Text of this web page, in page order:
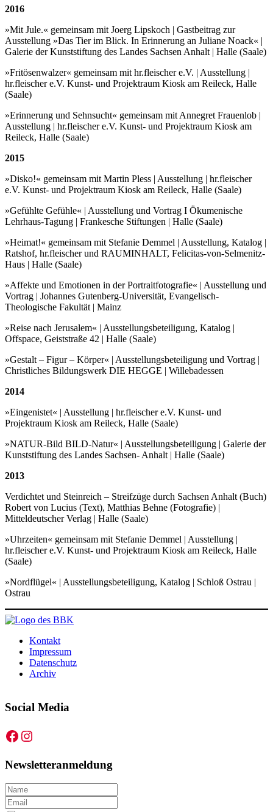
2016
»Mit Jule.« gemeinsam mit Joerg Lipskoch | Gastbeitrag zur
Ausstellung »Das Tier im Blick. In Erinnerung an Juliane Noack« |
Galerie der Kunststiftung des Landes Sachsen Anhalt | Halle (Saale)
»Fritösenwalzer« gemeinsam mit hr.fleischer e.V. | Ausstellung |
hr.fleischer e.V. Kunst- und Projektraum Kiosk am Reileck, Halle
(Saale)
»Erinnerung und Sehnsucht« gemeinsam mit Annegret Frauenlob |
Ausstellung | hr.fleischer e.V. Kunst- und Projektraum Kiosk am
Reileck, Halle (Saale)
2015
»Disko!« gemeinsam mit Martin Pless | Ausstellung | hr.fleischer
e.V. Kunst- und Projektraum Kiosk am Reileck, Halle (Saale)
»Gefühlte Gefühle« | Ausstellung und Vortrag I Ökumenische
Lehrhaus-Tagung | Frankesche Stiftungen | Halle (Saale)
»Heimat!« gemeinsam mit Stefanie Demmel | Ausstellung, Katalog |
Ratshof, hr.fleischer und RAUM­INHALT, Felicitas-von-Selmenitz-
Haus | Halle (Saale)
»Affekte und Emotionen in der Portraitfotografie« | Ausstellung und
Vortrag | Johannes Gutenberg-Universität, Evangelisch-
Theologische Fakultät | Mainz
»Reise nach Jerusalem« | Ausstellungsbeteiligung, Katalog |
Offspace, Geiststraße 42 | Halle (Saale)
»Gestalt – Figur – Körper« | Ausstellungsbeteiligung und Vortrag |
Christliches Bildungswerk DIE HEGGE | Willebadessen
2014
»Eingenistet« | Ausstellung | hr.fleischer e.V. Kunst- und
Projektraum Kiosk am Reileck, Halle (Saale)
»NATUR-Bild BILD-Natur« | Ausstellungsbeteiligung | Galerie der
Kunststiftung des Landes Sachsen- Anhalt | Halle (Saale)
2013
Verdichtet und Steinreich – Streifzüge durch Sachsen Anhalt (Buch)
Robert von Lucius (Text), Matthias Behne (Fotografie) |
Mitteldeutscher Verlag | Halle (Saale)
»Uhrzeiten« gemeinsam mit Stefanie Demmel | Ausstellung |
hr.fleischer e.V. Kunst- und Projektraum Kiosk am Reileck, Halle
(Saale)
»Nordflügel« | Ausstellungsbeteiligung, Katalog | Schloß Ostrau |
Ostrau
Kontakt
Impressum
Datenschutz
Archiv
Social Media
Facebook
Instagram
Newsletteranmeldung